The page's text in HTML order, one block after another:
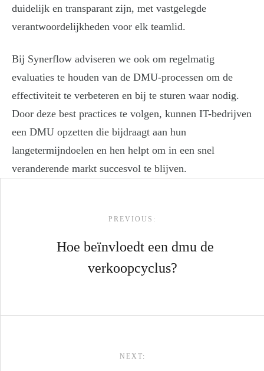
duidelijk en transparant zijn, met vastgelegde
verantwoordelijkheden voor elk teamlid.
Bij Synerflow adviseren we ook om regelmatig
evaluaties te houden van de DMU-processen om de
effectiviteit te verbeteren en bij te sturen waar nodig.
Door deze best practices te volgen, kunnen IT-bedrijven
een DMU opzetten die bijdraagt aan hun
langetermijndoelen en hen helpt om in een snel
veranderende markt succesvol te blijven.
PREVIOUS:
Hoe beïnvloedt een dmu de
verkoopcyclus?
NEXT: